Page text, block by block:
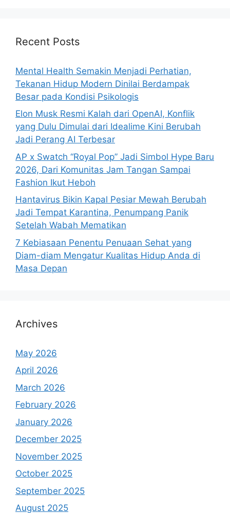
h
r
:
Recent Posts
Mental Health Semakin Menjadi Perhatian,
Tekanan Hidup Modern Dinilai Berdampak
Besar pada Kondisi Psikologis
Elon Musk Resmi Kalah dari OpenAI, Konflik
yang Dulu Dimulai dari Idealime Kini Berubah
Jadi Perang AI Terbesar
AP x Swatch “Royal Pop” Jadi Simbol Hype Baru
2026, Dari Komunitas Jam Tangan Sampai
Fashion Ikut Heboh
Hantavirus Bikin Kapal Pesiar Mewah Berubah
Jadi Tempat Karantina, Penumpang Panik
Setelah Wabah Mematikan
7 Kebiasaan Penentu Penuaan Sehat yang
Diam-diam Mengatur Kualitas Hidup Anda di
Masa Depan
Archives
May 2026
April 2026
March 2026
February 2026
January 2026
December 2025
November 2025
October 2025
September 2025
August 2025